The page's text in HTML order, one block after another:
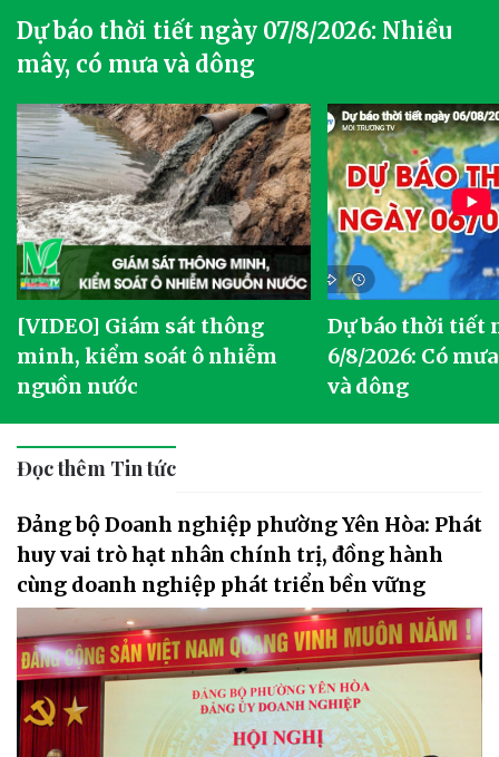
Dự báo thời tiết ngày 07/8/2026: Nhiều
mây, có mưa và dông
[VIDEO] Giám sát thông
minh, kiểm soát ô nhiễm
nguồn nước
Dự báo thời tiết
6/8/2026: Có
và dông
Đọc thêm Tin tức
Đảng bộ Doanh nghiệp phường Yên Hòa: Phát
huy vai trò hạt nhân chính trị, đồng hành
cùng doanh nghiệp phát triển bền vững